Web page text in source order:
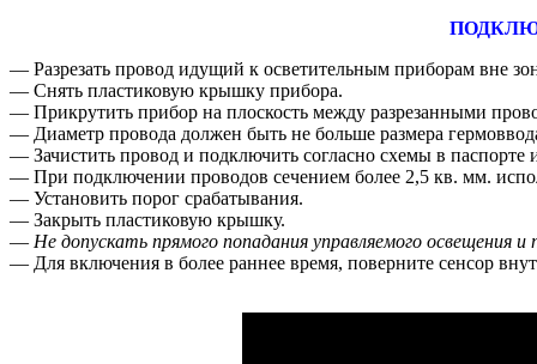
― Разрезать провод идущий к осветительным приборам вне
― Снять пластиковую крышку прибора.
― Прикрутить прибор на плоскость между разрезанными
― Диаметр провода должен быть не больше размера
― Зачистить провод и подключить согласно схемы в паспорте
― При подключении проводов сечением более 2,5 кв. мм.
― Установить порог срабатывания.
― Закрыть пластиковую крышку.
― Не допускать прямого попадания управляемого освещения и
― Для включения в более раннее время, поверните сенсор